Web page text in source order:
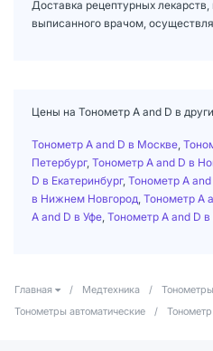
Доставка рецептурных
выписанного врачом,
Цены на Тонометр A and D в
Тонометр A and D в Москве
Петербург, Тонометр A and D в
D в Екатеринбург, Тонометр A
в Нижнем Новгород Тонометр A
A and D в Уфе Тонометр A and D
Главная / Медтехника /
Тонометры автоматические
/